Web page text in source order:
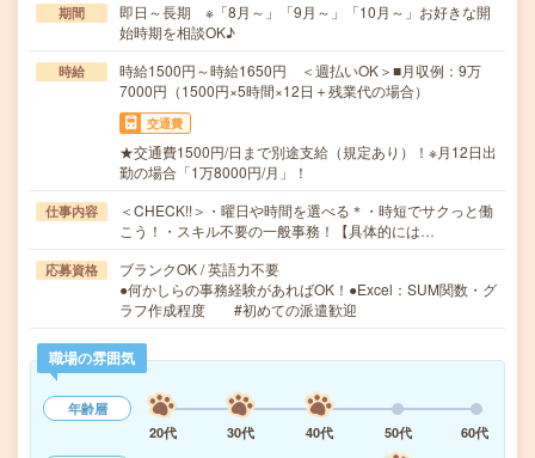
期間
即日～長期 ※「8月～」「9月～」「10月～」お好きな開
始時期を相談OK♪
時給
時給1500円～時給1650円 ＜週払いOK＞■月収例：9万
7000円（1500円×5時間×12日＋残業代の場合）
交通費
★交通費1500円/日まで別途支給（規定あり）！※月12日出
勤の場合「1万8000円/月」！
仕事内容
＜CHECK!!＞・曜日や時間を選べる＊・時短でサクっと働
こう！・スキル不要の一般事務！【具体的には…
応募資格
ブランクOK / 英語力不要
●何かしらの事務経験があればOK！●Excel：SUM関数・グ
ラフ作成程度 #初めての派遣歓迎
職場の雰囲気
年齢層
20代
30代 40代 50代
60代